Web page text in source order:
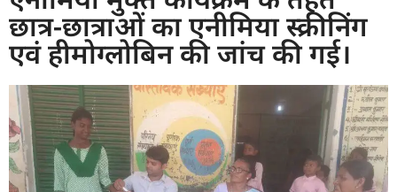
छात्र-छात्राओं का एनीमिया स्क्रीनिंग
एवं हीमोग्लोबिन की जांच की गई।